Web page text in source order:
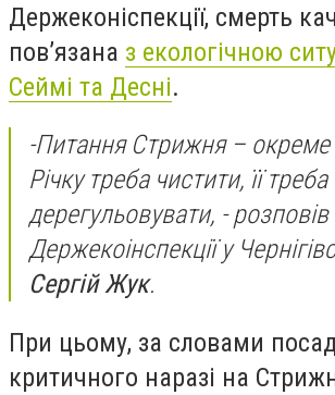
Держеконіспекції, смерть
пов’язана з екологічною
Сеймі та Десні.
-Питання Стрижня – окреме
Річку треба чистити, її треба
дерегульовувати, -
Держекоінспекції у
Сергій Жук.
При цьому, за словами
критичного наразі на